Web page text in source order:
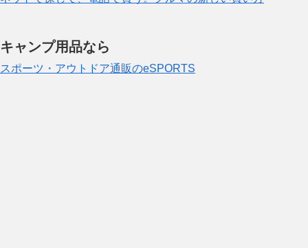
キャンプ用品なら
スポーツ・アウトドア通販のeSPORTS